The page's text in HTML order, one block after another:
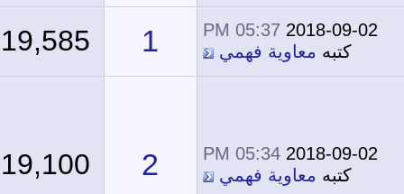
2018-09-02
05:37 PM
كتبهمعاوية فهمي 1
19,585
2018-09-02
05:34 PM
كتبهمعاوية فهمي 2
19,100